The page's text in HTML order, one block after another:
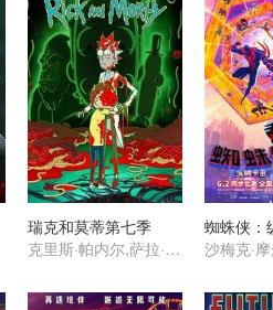
瑞克和莫蒂第七季
克里斯·帕内尔,萨拉·乔克,斯宾瑟·格拉默
蜘蛛侠：